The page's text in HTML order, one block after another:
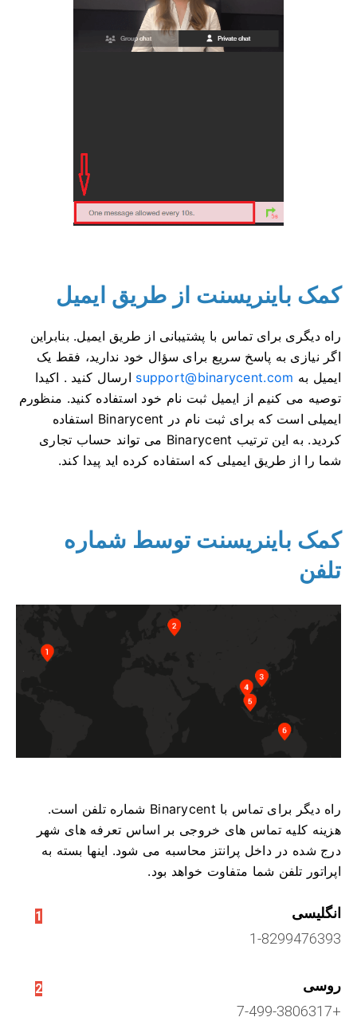
کمک باینریسنت از طریق ایمیل
راه دیگری برای تماس با پشتیبانی از طریق ایمیل. بنابراین
اگر نیازی به پاسخ سریع برای سؤال خود ندارید، فقط یک
ایمیل به support@binarycent.com ارسال کنید . اکیدا
توصیه می کنیم از ایمیل ثبت نام خود استفاده کنید. منظورم
ایمیلی است که برای ثبت نام در Binarycent استفاده
کردید.
به این ترتیب Binarycent می تواند حساب تجاری
شما را از طریق ایمیلی که استفاده کرده اید پیدا کند.
کمک باینریسنت توسط شماره
تلفن
راه دیگر برای تماس با Binarycent شماره تلفن است.
هزینه کلیه تماس های خروجی بر اساس تعرفه های شهر
درج شده در داخل پرانتز محاسبه می شود. اینها بسته به
اپراتور تلفن شما متفاوت خواهد بود.
1
انگلیسی
1-8299476393
2
روسی
+7-499-3806317